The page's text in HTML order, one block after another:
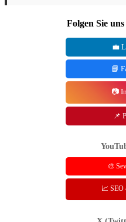
Folgen Sie
💼
📘
📷
📌
🎨
📈 SEO